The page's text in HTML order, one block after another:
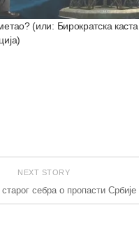
(или: Бирократска каста
NEXT STORY
себра о пропасти Србије